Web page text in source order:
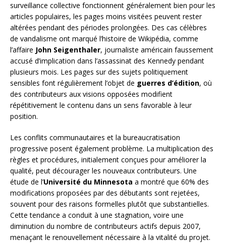
surveillance collective fonctionnent généralement bien pour les
articles populaires, les pages moins visitées peuvent rester
altérées pendant des périodes prolongées. Des cas célèbres
de vandalisme ont marqué l’histoire de Wikipédia, comme
l’affaire John Seigenthaler, journaliste américain faussement
accusé d’implication dans l’assassinat des Kennedy pendant
plusieurs mois. Les pages sur des sujets politiquement
sensibles font régulièrement l’objet de guerres d’édition, où
des contributeurs aux visions opposées modifient
répétitivement le contenu dans un sens favorable à leur
position.
Les conflits communautaires et la bureaucratisation
progressive posent également problème. La multiplication des
règles et procédures, initialement conçues pour améliorer la
qualité, peut décourager les nouveaux contributeurs. Une
étude de l’Université du Minnesota a montré que 60% des
modifications proposées par des débutants sont rejetées,
souvent pour des raisons formelles plutôt que substantielles.
Cette tendance a conduit à une stagnation, voire une
diminution du nombre de contributeurs actifs depuis 2007,
menaçant le renouvellement nécessaire à la vitalité du projet.